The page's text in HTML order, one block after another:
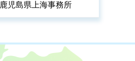
鹿児島県上海事務所